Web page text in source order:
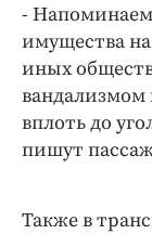
-
имущества
иных
вандализмом
вплоть до
пишут
Также в